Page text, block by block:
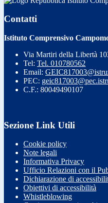
Contatti
Istituto Comprensivo
Via Martiri della Libertà
Tel: Tel. 010780562
Email:
PEC:
C.F.: 80049490107
Sezione Link Utili
Cookie policy
Note legali
Informativa Privacy
Ufficio Relazioni con il
Dichiarazione di
Obiettivi di accessibilità
Whistleblowing